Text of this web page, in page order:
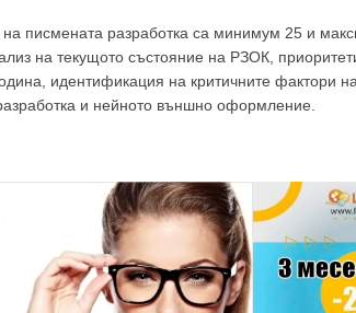
писмената разработка са минимум 25 и
на текущото състояние на РЗОК,
идентификация на критичните фактори
и нейното външно оформление.